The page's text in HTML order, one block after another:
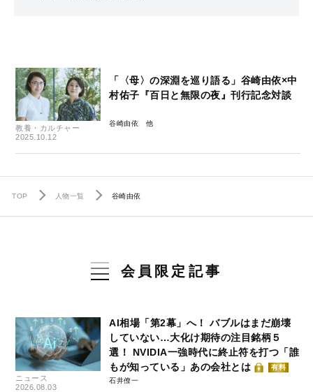
教養・カルチャー
2025.10.12
「〈母〉の深淵を巡り語る」谷崎由依×中
村佑子『百日と無限の夜』刊行記念対談
谷崎由依
TOP 人物一覧 谷崎由依
会員限定記事
ニュース
2026.08.03
AI相場「第2幕」へ！ バブルはまだ崩壊
していない…大化け期待の注目銘柄５
選！ NVIDIA一強時代に終止符を打つ「誰
もが知っている」あの会社とは
有料
石井僚一